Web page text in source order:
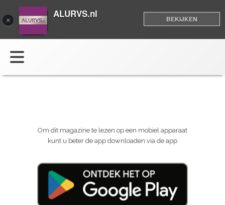
×
ALURVS.nl BEKIJKEN
Om dit magazine te lezen op een mobiel apparaat
kunt u beter de app downloaden via de app